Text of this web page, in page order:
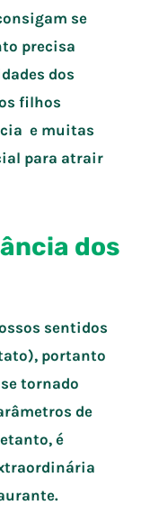
se
precisa
dos
filhos
e muitas
para atrair
dos
sentidos
portanto
tornado
de
é